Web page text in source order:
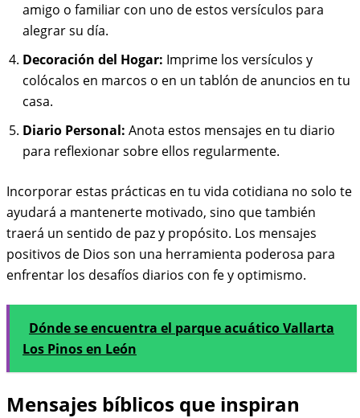
amigo o familiar con uno de estos versículos para
alegrar su día.
Decoración del Hogar: Imprime los versículos y
colócalos en marcos o en un tablón de anuncios en tu
casa.
Diario Personal: Anota estos mensajes en tu diario
para reflexionar sobre ellos regularmente.
Incorporar estas prácticas en tu vida cotidiana no solo te
ayudará a mantenerte motivado, sino que también
traerá un sentido de paz y propósito. Los mensajes
positivos de Dios son una herramienta poderosa para
enfrentar los desafíos diarios con fe y optimismo.
Dónde se encuentra el parque acuático Vallarta
Los Pinos en León
Mensajes bíblicos que inspiran